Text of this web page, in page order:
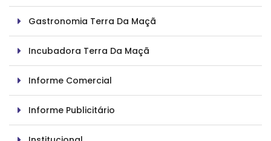
Gastronomia Terra Da Maçã
Incubadora Terra Da Maçã
Informe Comercial
Informe Publicitário